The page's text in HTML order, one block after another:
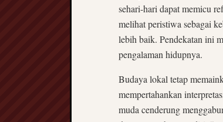
sehari-hari dapat memicu
melihat peristiwa sebagai
lebih baik. Pendekatan ini
pengalaman hidupnya.
Budaya lokal tetap
mempertahankan
muda cenderung